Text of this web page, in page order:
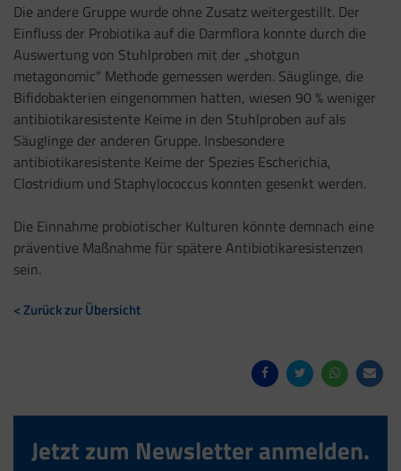
Die andere Gruppe wurde ohne Zusatz weitergestillt. Der
Einfluss der Probiotika auf die Darmflora konnte durch die
Auswertung von Stuhlproben mit der „shotgun
metagonomic“ Methode gemessen werden. Säuglinge, die
Bifidobakterien eingenommen hatten, wiesen 90 % weniger
antibiotikaresistente Keime in den Stuhlproben auf als
Säuglinge der anderen Gruppe. Insbesondere
antibiotikaresistente Keime der Spezies Escherichia,
Clostridium und Staphylococcus konnten gesenkt werden.
Die Einnahme probiotischer Kulturen könnte demnach eine
präventive Maßnahme für spätere Antibiotikaresistenzen
sein.
< Zurück zur Übersicht
Jetzt zum Newsletter anmelden.